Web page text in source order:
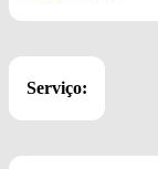
Serviço: